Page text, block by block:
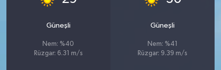
Güneşli
Nem: %40
Rüzgar: 6.31 m/s
Güneşli
Nem: %41
Rüzgar: 9.39 m/s